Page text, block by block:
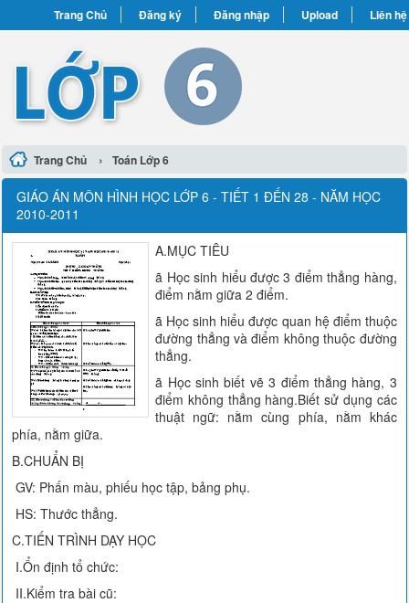
Trang Chủ Đăng ký Đăng nhập Upload Liên hệ
Trang Chủ › Toán Lớp 6
GIÁO ÁN MÔN HÌNH HỌC LỚP 6 - TIẾT 1 ĐẾN 28 - NĂM HỌC
2010-2011
A.MỤC TIÊU
ã Học sinh hiểu được 3 điểm thẳng hàng,
điểm nằm giữa 2 điểm.
ã Học sinh hiểu được quan hệ điểm thuộc
đường thẳng và điểm không thuộc đường
thẳng.
ã Học sinh biết vẽ 3 điểm thẳng hàng, 3
điểm không thẳng hàng.Biết sử dụng các
thuật ngữ: nằm cùng phía, nằm khác
phía, nằm giữa.
B.CHUẨN BỊ
GV: Phấn màu, phiếu học tập, bảng phụ.
HS: Thước thẳng.
C.TIẾN TRÌNH DẠY HỌC
I.Ổn định tổ chức:
II.Kiểm tra bài cũ: